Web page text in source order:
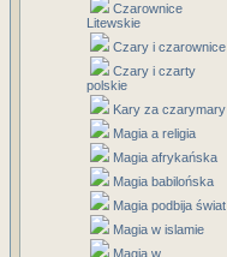
Czarownice
Litewskie
Czary i czarownice
Czary i czarty
polskie
Kary za czarymary
Magia a religia
Magia afrykańska
Magia babilońska
Magia podbija świat
Magia w islamie
Magia w